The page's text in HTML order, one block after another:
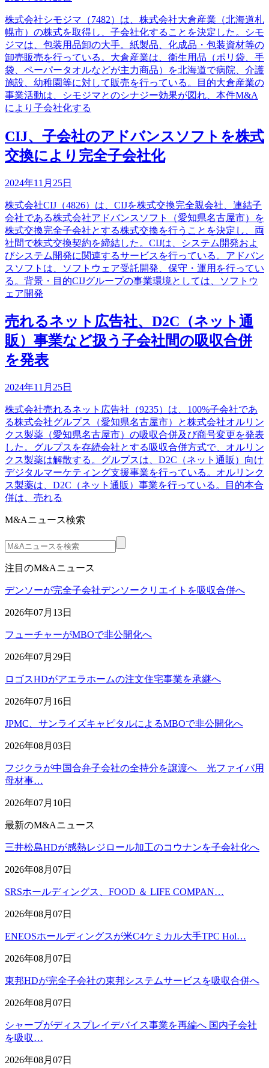
株式会社シモジマ（7482）は、株式会社大倉産業（北海道札
幌市）の株式を取得し、子会社化することを決定した。シモ
ジマは、包装用品卸の大手。紙製品、化成品・包装資材等の
卸売販売を行っている。大倉産業は、衛生用品（ポリ袋、手
袋、ペーパータオルなどが主力商品）を北海道で病院、介護
施設、幼稚園等に対して販売を行っている。目的大倉産業の
事業活動は、シモジマとのシナジー効果が図れ、本件M&A
により子会社化する
CIJ、子会社のアドバンスソフトを株式
交換により完全子会社化
2024年11月25日
株式会社CIJ（4826）は、CIJを株式交換完全親会社、連結子
会社である株式会社アドバンスソフト（愛知県名古屋市）を
株式交換完全子会社とする株式交換を行うことを決定し、両
社間で株式交換契約を締結した。CIJは、システム開発およ
びシステム開発に関連するサービスを行っている。アドバン
スソフトは、ソフトウェア受託開発、保守・運用を行ってい
る。背景・目的CIJグループの事業環境としては、ソフトウ
ェア開発
売れるネット広告社、D2C（ネット通
販）事業など扱う子会社間の吸収合併
を発表
2024年11月25日
株式会社売れるネット広告社（9235）は、100%子会社であ
る株式会社グルプス（愛知県名古屋市）と株式会社オルリン
クス製薬（愛知県名古屋市）の吸収合併及び商号変更を発表
した。グルプスを存続会社とする吸収合併方式で、オルリン
クス製薬は解散する。グルプスは、D2C（ネット通販）向け
デジタルマーケティング支援事業を行っている。オルリンク
ス製薬は、D2C（ネット通販）事業を行っている。目的本合
併は、売れる
M&Aニュース検索
注目のM&Aニュース
デンソーが完全子会社デンソークリエイトを吸収合併へ
2026年07月13日
フューチャーがMBOで非公開化へ
2026年07月29日
ロゴスHDがアエラホームの注文住宅事業を承継へ
2026年07月16日
JPMC、サンライズキャピタルによるMBOで非公開化へ
2026年08月03日
フジクラが中国合弁子会社の全持分を譲渡へ 光ファイバ用
母材事…
2026年07月10日
最新のM&Aニュース
三井松島HDが感熱レジロール加工のコウナンを子会社化へ
2026年08月07日
SRSホールディングス、FOOD ＆ LIFE COMPAN…
2026年08月07日
ENEOSホールディングスが米C4ケミカル大手TPC Hol…
2026年08月07日
東邦HDが完全子会社の東邦システムサービスを吸収合併へ
2026年08月07日
シャープがディスプレイデバイス事業を再編へ 国内子会社
を吸収…
2026年08月07日